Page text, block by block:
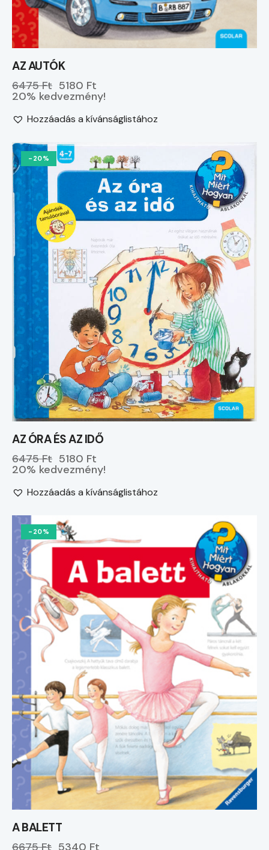
AZ AUTÓK
6475 Ft 5180 Ft
20% kedvezmény!
Hozzáadás a kívánságlistához
-20%
AZ ÓRA ÉS AZ IDŐ
6475 Ft 5180 Ft
20% kedvezmény!
Hozzáadás a kívánságlistához
-20%
A BALETT